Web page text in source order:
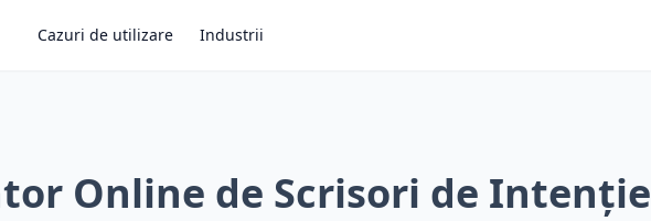
Cazuri de utilizare Industrii
Online de Scrisori de Intenție